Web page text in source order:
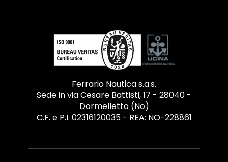
Ferrario Nautica s.a.s.
Sede in via Cesare Battisti, 17 - 28040 -
Dormelletto (No)
C.F. e P.I. 02316120035 - REA: NO-228861